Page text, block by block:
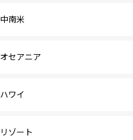
中南米
オセアニア
ハワイ
リゾート